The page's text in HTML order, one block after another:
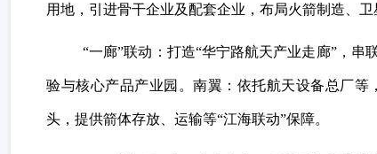
用地，引进骨干企业及配套企业，布局火箭制造、卫
“一廊”联动：打造“华宁路航天产业走廊”，
验与核心产品产业园。南翼：依托航天设备总厂
头，提供箭体存放、运输等“江海联动”保障。